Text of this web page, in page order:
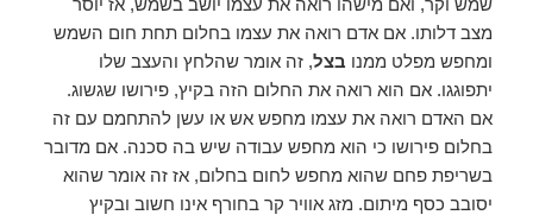
מצב דלותו. אם אדם רואה את עצמו בחלום תחת חום השמש
ומחפש מפלט ממנו בצל, זה אומר שהלחץ והעצב שלו
יתפוגגו. אם הוא רואה את החלום הזה בקיץ, פירושו שגשוג.
אם האדם רואה את עצמו מחפש אש או עשן להתחמם עם זה
בחלום פירושו כי הוא מחפש עבודה שיש בה סכנה. אם מדובר
בשריפת פחם שהוא מחפש לחום בחלום, אז זה אומר שהוא
יסובב כסף מיתום. מזג אוויר קר בחורף אינו חשוב ובקיץ